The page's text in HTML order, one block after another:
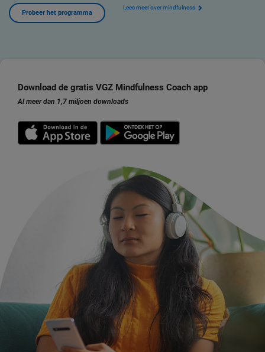
Probeer het programma
Lees meer over mindfulness
Download de gratis VGZ Mindfulness Coach app
Al meer dan 1,7 miljoen downloads